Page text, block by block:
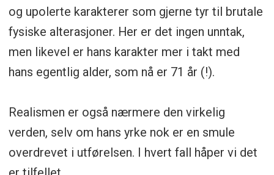
og upolerte karakterer som gjerne tyr til brutale
fysiske alterasjoner. Her er det ingen unntak,
men likevel er hans karakter mer i takt med
hans egentlig alder, som nå er 71 år (!).
Realismen er også nærmere den virkelig
verden, selv om hans yrke nok er en smule
overdrevet i utførelsen. I hvert fall håper vi det